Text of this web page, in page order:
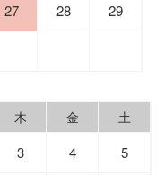
27 28 29
木 金 土
3 4 5